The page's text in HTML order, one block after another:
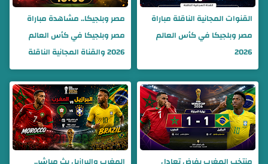
القنوات المجانية الناقلة مباراة
مصر وبلجيكا في كأس العالم
2026
مصر وبلجيكا.. مشاهدة مباراة
مصر وبلجيكا في كأس العالم
2026 والقناة المجانية الناقلة